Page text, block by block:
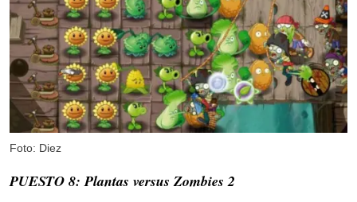
Foto: Diez
PUESTO 8: Plantas versus Zombies 2